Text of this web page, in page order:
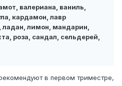
валериана, ваниль,
кардамон, лавр
ладан, лимон, мандарин,
роза, сандал, сельдерей,
в первом триместре,